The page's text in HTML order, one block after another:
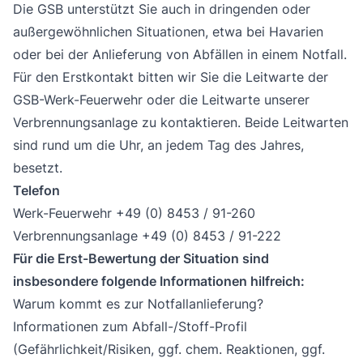
Die GSB unterstützt Sie auch in dringenden oder
außergewöhnlichen Situationen, etwa bei Havarien
oder bei der Anlieferung von Abfällen in einem Notfall.
Für den Erstkontakt bitten wir Sie die Leitwarte der
GSB-Werk-Feuerwehr oder die Leitwarte unserer
Verbrennungsanlage zu kontaktieren. Beide Leitwarten
sind rund um die Uhr, an jedem Tag des Jahres,
besetzt.
Telefon
Werk-Feuerwehr +49 (0) 8453 / 91-260
Verbrennungsanlage +49 (0) 8453 / 91-222
Für die Erst-Bewertung der Situation sind
insbesondere folgende Informationen hilfreich:
Warum kommt es zur Notfallanlieferung?
Informationen zum Abfall-/Stoff-Profil
(Gefährlichkeit/Risiken, ggf. chem. Reaktionen, ggf.